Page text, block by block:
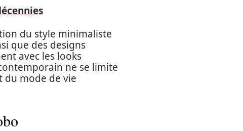
du style minimaliste
que des designs
avec les looks
ne se limite
du mode de vie